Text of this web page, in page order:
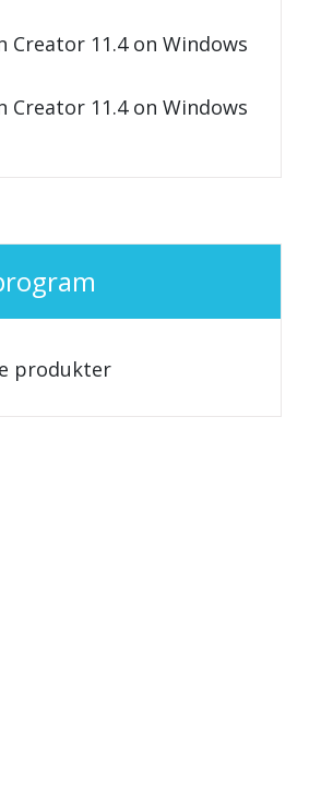
Creator 11.4 on Windows
Creator 11.4 on Windows
produkter